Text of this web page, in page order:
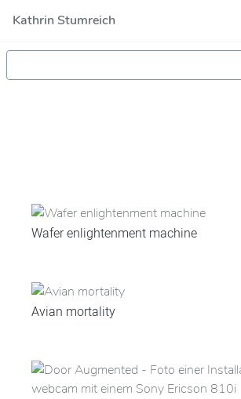
Kathrin Stumreich
Wafer enlightenment machine
Avian mortality